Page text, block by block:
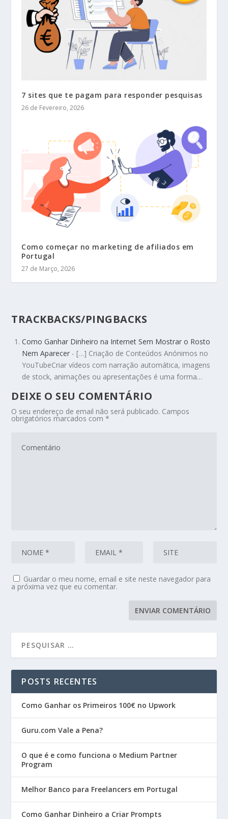
7 sites que te pagam para responder pesquisas
26 de Fevereiro, 2026
Como começar no marketing de afiliados em
Portugal
27 de Março, 2026
TRACKBACKS/PINGBACKS
Como Ganhar Dinheiro na Internet Sem Mostrar o Rosto
Nem Aparecer - […] Criação de Conteúdos Anónimos no
YouTubeCriar vídeos com narração automática, imagens
de stock, animações ou apresentações é uma forma…
DEIXE O SEU COMENTÁRIO
O seu endereço de email não será publicado. Campos
obrigatórios marcados com*
Guardar o meu nome, email e site neste navegador para
a próxima vez que eu comentar.
POSTS RECENTES
Como Ganhar os Primeiros 100€ no Upwork
Guru.com Vale a Pena?
O que é e como funciona o Medium Partner
Program
Melhor Banco para Freelancers em Portugal
Como Ganhar Dinheiro a Criar Prompts